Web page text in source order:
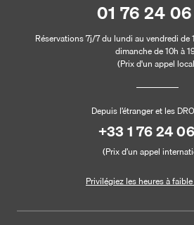
01 76 24
Réservations 7j/7 du lundi au vendredi de
dimanche de 10h à
(Prix d'un appel
Depuis l’étranger et les
+33 1 76 24
(Prix d’un appel
Privilégiez les heures à